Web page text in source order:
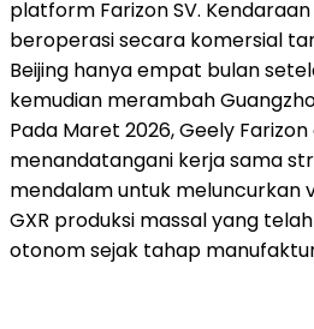
platform Farizon SV.
beroperasi secara komersial
Beijing hanya empat bulan
kemudian merambah
Pada Maret 2026, Geely
menandatangani kerja sama
mendalam untuk meluncurkan
GXR produksi massal yang
otonom sejak tahap